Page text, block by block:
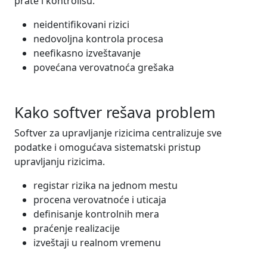
neidentifikovani rizici
nedovoljna kontrola procesa
neefikasno izveštavanje
povećana verovatnoća grešaka
Kako softver rešava problem
Softver za upravljanje rizicima centralizuje sve
podatke i omogućava sistematski pristup
upravljanju rizicima.
registar rizika na jednom mestu
procena verovatnoće i uticaja
definisanje kontrolnih mera
praćenje realizacije
izveštaji u realnom vremenu